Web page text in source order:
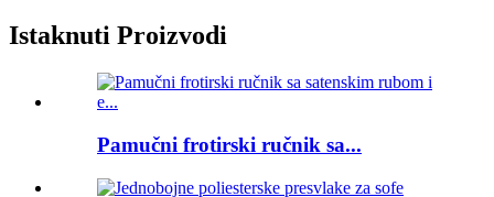
Istaknuti Proizvodi
Pamučni frotirski ručnik sa...